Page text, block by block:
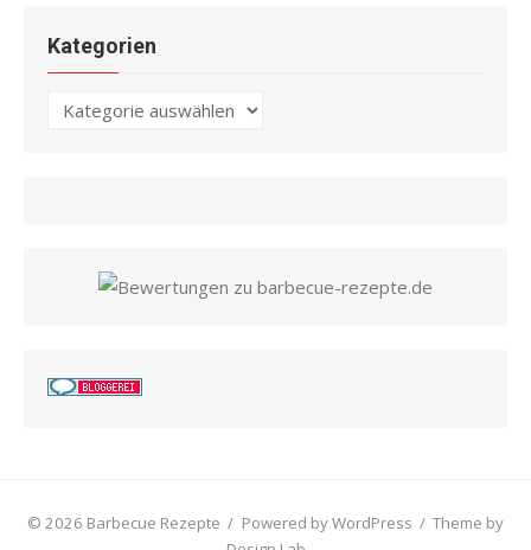
Kategorien
Kategorien
© 2026 Barbecue Rezepte / Powered by WordPress / Theme by